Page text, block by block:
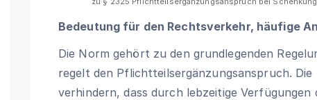
Bedeutung für den Rechtsverkehr, häufige
Die Norm gehört zu den grundlegenden
regelt den Pflichtteilsergänzungsanspruch.
verhindern, dass durch lebzeitige Verfügungen